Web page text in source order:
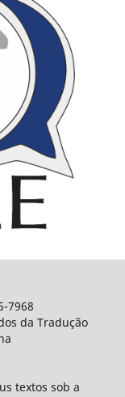
7968
da Tradução
textos sob a